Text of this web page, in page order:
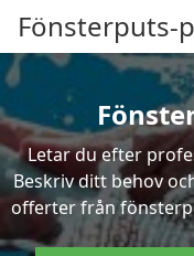
Fönsterputs-
Letar du efter
Beskriv ditt behov
offerter från